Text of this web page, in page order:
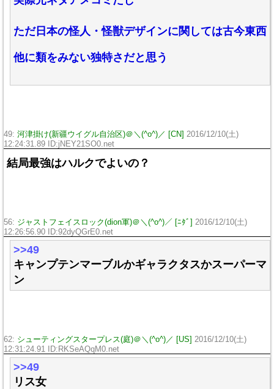
ただ日本の怪人・怪獣デザインに関しては古今東西
他に類をみない独特さだと思う
49: 河津掛け(新疆ウイグル自治区)＠＼(^o^)／ [CN]
2016/12/10(土)
12:24:31.89 ID:jNEY21SO0.net
結局最強はハルクでよいの？
56: ジャストフェイスロック(dion軍)＠＼(^o^)／ [ﾆﾀﾞ]
2016/12/10(土)
12:26:56.90 ID:92dyQGrE0.net
>>49
キャンプテンマーブルかギャラクタスかスーパーマ
ン
62: シューティングスタープレス(庭)＠＼(^o^)／ [US]
2016/12/10(土)
12:31:24.91 ID:RKSeAQqM0.net
>>49
リス女